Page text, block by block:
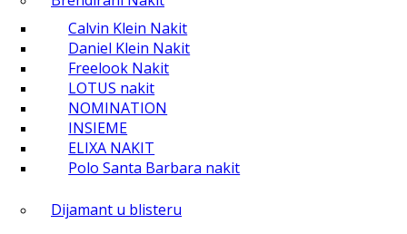
Calvin Klein Nakit
Daniel Klein Nakit
Freelook Nakit
LOTUS nakit
NOMINATION
INSIEME
ELIXA NAKIT
Polo Santa Barbara nakit
Dijamant u blisteru